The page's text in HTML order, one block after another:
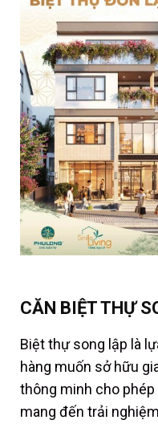
CĂN BIỆT THỰ
Biệt thự song lập là
hàng muốn sở hữu
thông minh cho
mang đến trải